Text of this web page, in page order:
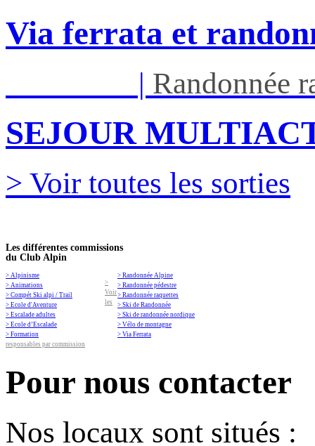
Via ferrata et
| Randonnée
SEJOUR
> Voir toutes les sorties
Les différentes commissions
du Club Alpin
> Alpinisme
> Animations
> Compét Ski alpi / Trail
> Ecole d'Aventure
> Escalade adultes
> Ecole d’Escalade
> Formation
> Randonnée Alpine
> Randonnée pédestre
> Randonnée raquettes
> Ski de Randonnée
> Ski de randonnée nordique
> Vélo de montagne
> Via Ferrata
>
Voir
les
responsables par commission
Pour nous contacter
Nos locaux sont situés :